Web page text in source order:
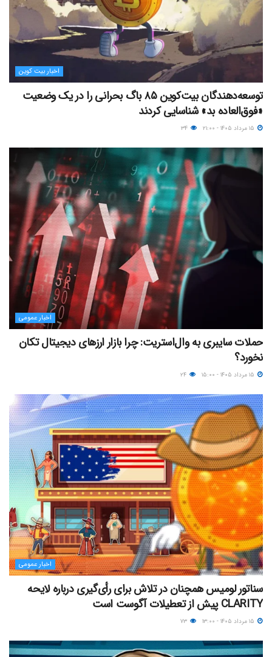
اخبار بیت کوین
توسعه‌دهندگان بیت‌کوین ۸۵ باگ بحرانی را در یک وضعیت
«فوق‌العاده بد» شناسایی کردند
اخبار عمومی
حملات سایبری به وال‌استریت: چرا بازار ارزهای دیجیتال تکان
نخورد؟
اخبار عمومی
سناتور لومیس همچنان در تلاش برای رأی‌گیری درباره لایحه
CLARITY پیش از تعطیلات آگوست است